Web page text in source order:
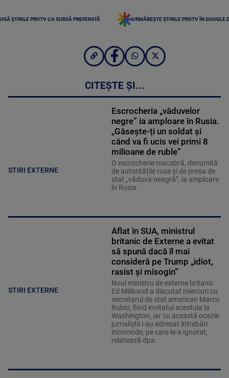
ȘTIRILE PROTV CA SURSĂ PREFERATĂ URMĂREȘTE ȘTIRILE PROTV ÎN GOOGLE
CITEȘTE ȘI...
STIRI EXTERNE
Escrocheria „văduvelor
negre” ia amploare în Rusia.
„Găsește-ți un soldat și
când va fi ucis vei primi 8
milioane de ruble”
O escrocherie macabră, denumită
de autoritățile ruse și de presa de
stat „văduva neagră”, ia amploare
în Rusia.
STIRI EXTERNE
Aflat în SUA, ministrul
britanic de Externe a evitat
să spună dacă îl mai
consideră pe Trump „idiot,
rasist și misogin”
Noul ministru de externe britanic
Ed Miliband a discutat miercuri cu
secretarul de stat american Marco
Rubio, fiind invitatul acestuia la
Washington, iar cu această ocazie
jurnaliştii i-au adresat întrebări
incomode, pe care le-a ignorat,
relatează dpa.